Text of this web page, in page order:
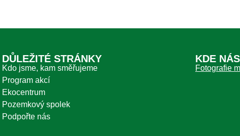
DŮLEŽITÉ STRÁNKY
Kdo jsme, kam směřujeme
Program akcí
Ekocentrum
Pozemkový spolek
Podpořte nás
KDE
Fotografie